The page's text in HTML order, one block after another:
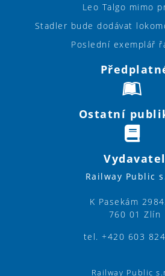
Leo Talgo mimo
Stadler bude dodávat
Poslední exemplář
Ostatní
Vydavatel
Railway Public
K Pasekám
760 01 Zlín
tel. +420 603
Railway Public